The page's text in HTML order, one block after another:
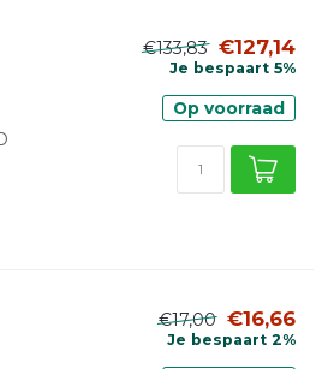
€133,83 €127,14
Je bespaart 5%
Op voorraad
€17,00 €16,66
Je bespaart 2%